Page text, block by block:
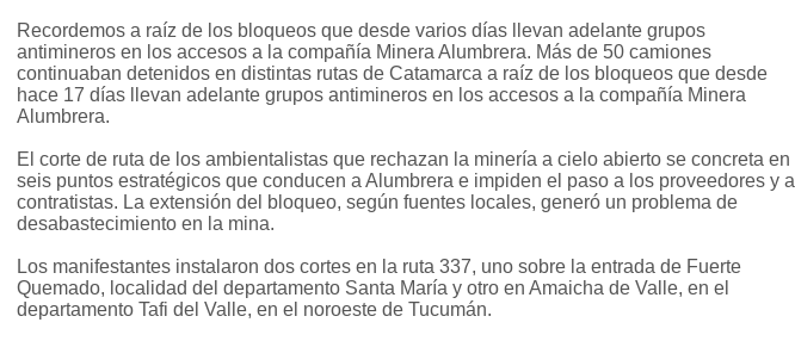
Recordemos a raíz de los bloqueos que desde varios días llevan adelante grupos
antimineros en los accesos a la compañía Minera Alumbrera. Más de 50 camiones
continuaban detenidos en distintas rutas de Catamarca a raíz de los bloqueos que desde
hace 17 días llevan adelante grupos antimineros en los accesos a la compañía Minera
Alumbrera.
El corte de ruta de los ambientalistas que rechazan la minería a cielo abierto se concreta en
seis puntos estratégicos que conducen a Alumbrera e impiden el paso a los proveedores y a
contratistas. La extensión del bloqueo, según fuentes locales, generó un problema de
desabastecimiento en la mina.
Los manifestantes instalaron dos cortes en la ruta 337, uno sobre la entrada de Fuerte
Quemado, localidad del departamento Santa María y otro en Amaicha de Valle, en el
departamento Tafi del Valle, en el noroeste de Tucumán.